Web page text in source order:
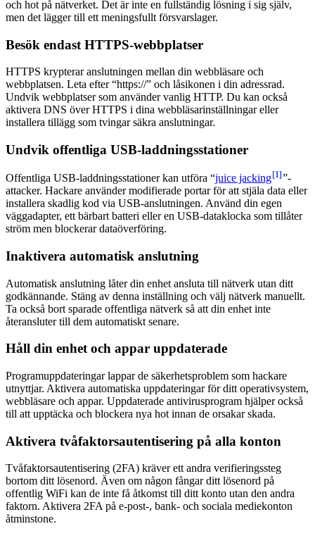
och hot på nätverket. Det är inte en fullständig lösning i sig själv,
men det lägger till ett meningsfullt försvarslager.
Besök endast HTTPS-webbplatser
HTTPS krypterar anslutningen mellan din webbläsare och
webbplatsen. Leta efter “https://” och låsikonen i din adressrad.
Undvik webbplatser som använder vanlig HTTP. Du kan också
aktivera DNS över HTTPS i dina webbläsarinställningar eller
installera tillägg som tvingar säkra anslutningar.
Undvik offentliga USB-laddningsstationer
Offentliga USB-laddningsstationer kan utföra “juice jacking [1] ”-
attacker. Hackare använder modifierade portar för att stjäla data eller
installera skadlig kod via USB-anslutningen. Använd din egen
väggadapter, ett bärbart batteri eller en USB-dataklocka som tillåter
ström men blockerar dataöverföring.
Inaktivera automatisk anslutning
Automatisk anslutning låter din enhet ansluta till nätverk utan ditt
godkännande. Stäng av denna inställning och välj nätverk manuellt.
Ta också bort sparade offentliga nätverk så att din enhet inte
återansluter till dem automatiskt senare.
Håll din enhet och appar uppdaterade
Programuppdateringar lappar de säkerhetsproblem som hackare
utnyttjar. Aktivera automatiska uppdateringar för ditt operativsystem,
webbläsare och appar. Uppdaterade antivirusprogram hjälper också
till att upptäcka och blockera nya hot innan de orsakar skada.
Aktivera tvåfaktorsautentisering på alla konton
Tvåfaktorsautentisering (2FA) kräver ett andra verifieringssteg
bortom ditt lösenord. Även om någon fångar ditt lösenord på
offentlig WiFi kan de inte få åtkomst till ditt konto utan den andra
faktorn. Aktivera 2FA på e-post-, bank- och sociala mediekonton
åtminstone.